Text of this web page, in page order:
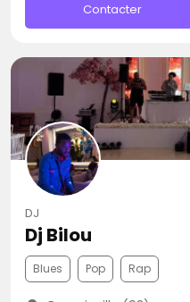
Contacter
DJ
Dj Bilou
Blues Pop Rap